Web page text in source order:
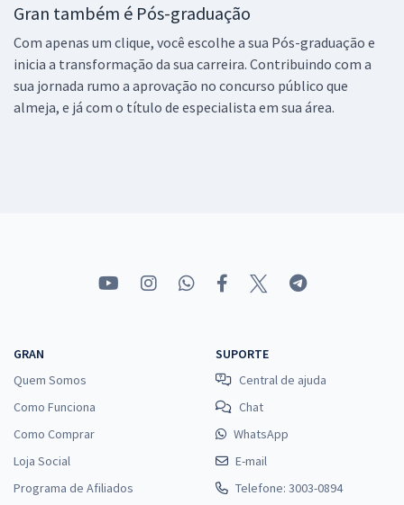
Gran também é Pós-graduação
Com apenas um clique, você escolhe a sua Pós-graduação e
inicia a transformação da sua carreira. Contribuindo com a
sua jornada rumo a aprovação no concurso público que
almeja, e já com o título de especialista em sua área.
GRAN
Quem Somos
Como Funciona
Como Comprar
Loja Social
Programa de Afiliados
SUPORTE
Central de ajuda
Chat
WhatsApp
E-mail
Telefone: 3003-0894